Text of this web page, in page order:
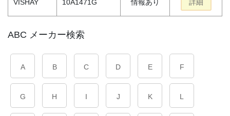
VISHAY 10A1471G 情報あり 詳細
ABC メーカー検索
A B C D E F
G H I J K L